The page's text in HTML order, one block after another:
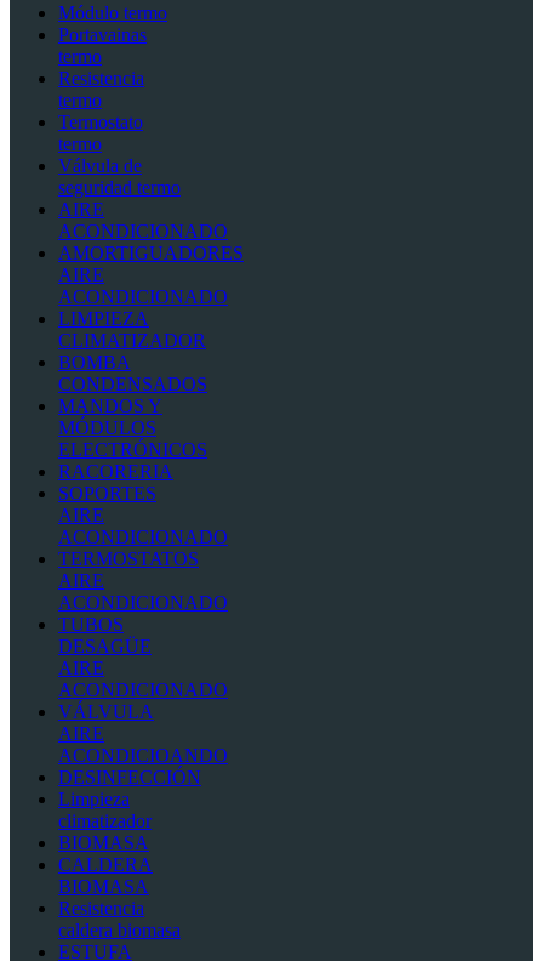
Módulo termo
Portavainas
termo
Resistencia
termo
Termostato
termo
Válvula de
seguridad termo
AIRE
ACONDICIONADO
AMORTIGUADORES
AIRE
ACONDICIONADO
LIMPIEZA
CLIMATIZADOR
BOMBA
CONDENSADOS
MANDOS Y
MÓDULOS
ELECTRÓNICOS
RACORERIA
SOPORTES
AIRE
ACONDICIONADO
TERMOSTATOS
AIRE
ACONDICIONADO
TUBOS
DESAGÜE
AIRE
ACONDICIONADO
VÁLVULA
AIRE
ACONDICIOANDO
DESINFECCIÓN
Limpieza
climatizador
BIOMASA
CALDERA
BIOMASA
Resistencia
caldera biomasa
ESTUFA